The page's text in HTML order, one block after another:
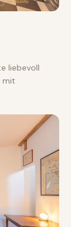
liebevoll
mit